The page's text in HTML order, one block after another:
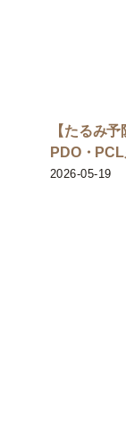
【たるみ
PDO・
2026-05-19